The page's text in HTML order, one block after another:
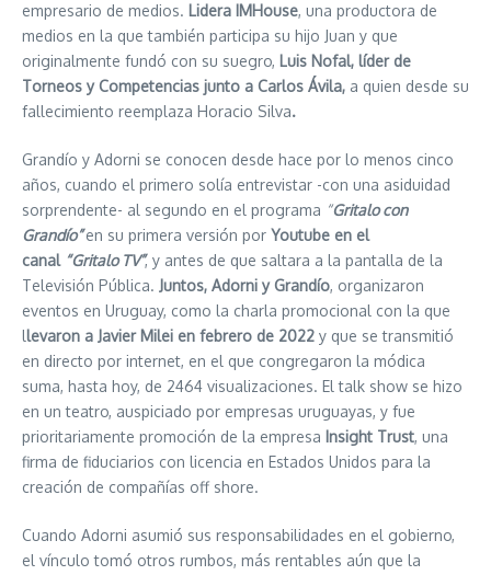
empresario de medios. Lidera IMHouse, una productora de
medios en la que también participa su hijo Juan y que
originalmente fundó con su suegro, Luis Nofal, líder de
Torneos y Competencias junto a Carlos Ávila, a quien desde su
fallecimiento reemplaza Horacio Silva.
Grandío y Adorni se conocen desde hace por lo menos cinco
años, cuando el primero solía entrevistar -con una asiduidad
sorprendente- al segundo en el programa “Gritalo con
Grandío” en su primera versión por Youtube en el
canal “Gritalo TV”, y antes de que saltara a la pantalla de la
Televisión Pública. Juntos, Adorni y Grandío, organizaron
eventos en Uruguay, como la charla promocional con la que
llevaron a Javier Milei en febrero de 2022 y que se transmitió
en directo por internet, en el que congregaron la módica
suma, hasta hoy, de 2464 visualizaciones. El talk show se hizo
en un teatro, auspiciado por empresas uruguayas, y fue
prioritariamente promoción de la empresa Insight Trust, una
firma de fiduciarios con licencia en Estados Unidos para la
creación de compañías off shore.
Cuando Adorni asumió sus responsabilidades en el gobierno,
el vínculo tomó otros rumbos, más rentables aún que la